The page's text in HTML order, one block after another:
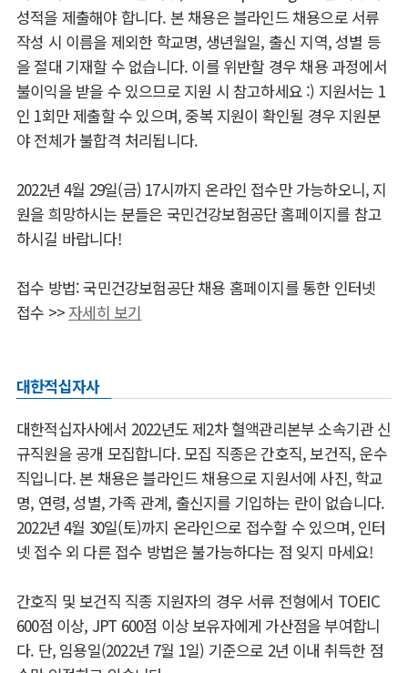
성적을 제출해야 합니다. 본 채용은 블라인드 채용으로 서류
작성 시 이름을 제외한 학교명, 생년월일, 출신 지역, 성별 등
을 절대 기재할 수 없습니다. 이를 위반할 경우 채용 과정에서
불이익을 받을 수 있으므로 지원 시 참고하세요 :) 지원서는 1
인 1회만 제출할 수 있으며, 중복 지원이 확인될 경우 지원분
야 전체가 불합격 처리됩니다.
2022년 4월 29일(금) 17시까지 온라인 접수만 가능하오니, 지
원을 희망하시는 분들은 국민건강보험공단 홈페이지를 참고
하시길 바랍니다!
접수 방법: 국민건강보험공단 채용 홈페이지를 통한 인터넷
접수 >> 자세히 보기
대한적십자사
대한적십자사에서 2022년도 제2차 혈액관리본부 소속기관 신
규직원을 공개 모집합니다. 모집 직종은 간호직, 보건직, 운수
직입니다. 본 채용은 블라인드 채용으로 지원서에 사진, 학교
명, 연령, 성별, 가족 관계, 출신지를 기입하는 란이 없습니다.
2022년 4월 30일(토)까지 온라인으로 접수할 수 있으며, 인터
넷 접수 외 다른 접수 방법은 불가능하다는 점 잊지 마세요!
간호직 및 보건직 직종 지원자의 경우 서류 전형에서 TOEIC
600점 이상, JPT 600점 이상 보유자에게 가산점을 부여합니
다. 단, 임용일(2022년 7월 1일) 기준으로 2년 이내 취득한 점